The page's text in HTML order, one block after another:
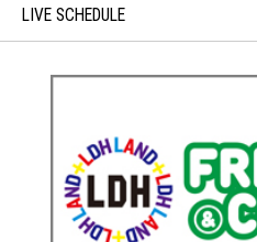
LIVE SCHEDULE